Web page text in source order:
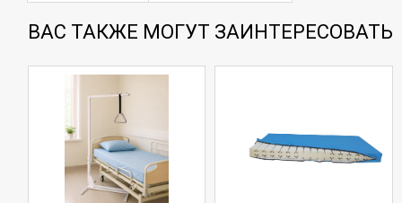
ВАС ТАКЖЕ МОГУТ ЗАИНТЕРЕСОВАТЬ